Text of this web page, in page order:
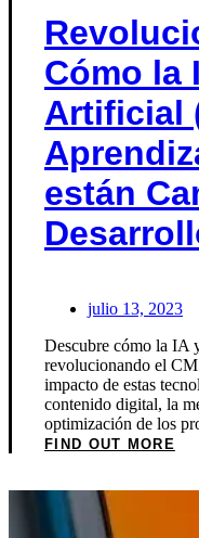
Cómo la
Artificial
están
julio 13, 2023
Descubre cómo la IA
revolucionando el
impacto de estas
contenido digital, la
optimización de los
FIND OUT MORE